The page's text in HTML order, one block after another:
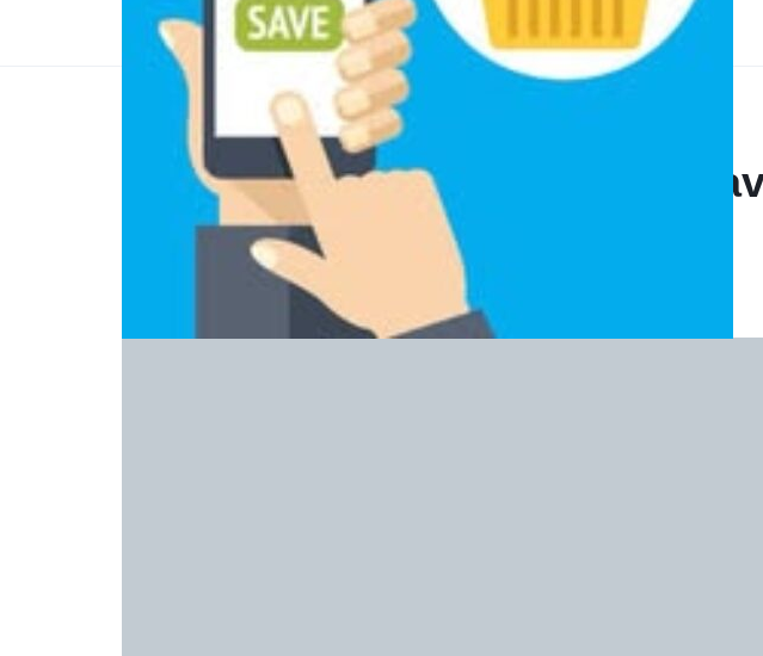
HOME & GARDEN
The Best Space-
Rooms